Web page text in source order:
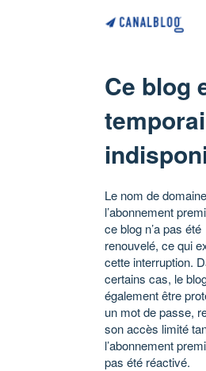
Ce blog
Le nom de
l’abonnement
ce blog n’a pas été
renouvelé, ce qui
cette interruption.
certains cas, le
également être
un mot de passe,
son accès limité
l’abonnement
pas été réactivé.